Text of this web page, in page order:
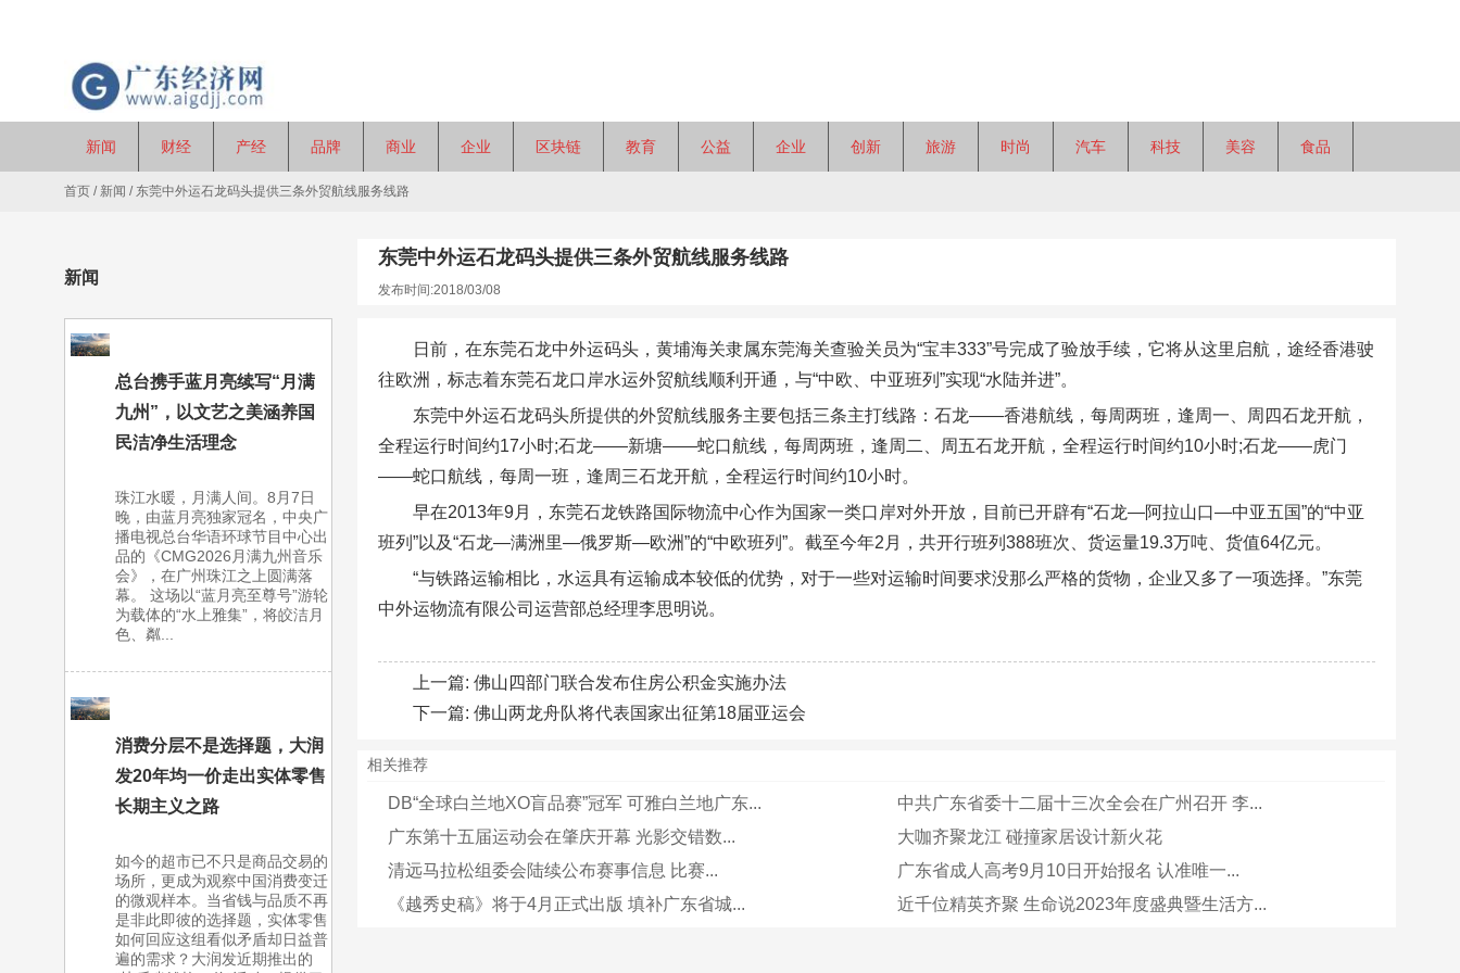
新闻 财经 产经 品牌 商业 企业 区块链 教育 公益 企业 创新 旅游 时尚 汽车 科技 美容 食品
首页 / 新闻 / 东莞中外运石龙码头提供三条外贸航线服务线路
新闻
总台携手蓝月亮续写“月满
九州”，以文艺之美涵养国
民洁净生活理念
珠江水暖，月满人间。8月7日
晚，由蓝月亮独家冠名，中央广
播电视总台华语环球节目中心出
品的《CMG2026月满九州音乐
会》，在广州珠江之上圆满落
幕。 这场以“蓝月亮至尊号”游轮
为载体的“水上雅集”，将皎洁月
色、粼...
消费分层不是选择题，大润
发20年均一价走出实体零售
长期主义之路
如今的超市已不只是商品交易的
场所，更成为观察中国消费变迁
的微观样本。当省钱与品质不再
是非此即彼的选择题，实体零售
如何回应这组看似矛盾却日益普
遍的需求？大润发近期推出的
东莞中外运石龙码头提供三条外贸航线服务线路
发布时间:2018/03/08
日前，在东莞石龙中外运码头，黄埔海关隶属东莞海关查验关员为“宝丰333”号完成了验放手续，它将从这里启航，途经香港驶
往欧洲，标志着东莞石龙口岸水运外贸航线顺利开通，与“中欧、中亚班列”实现“水陆并进”。
东莞中外运石龙码头所提供的外贸航线服务主要包括三条主打线路：石龙——香港航线，每周两班，逢周一、周四石龙开航，
全程运行时间约17小时;石龙——新塘——蛇口航线，每周两班，逢周二、周五石龙开航，全程运行时间约10小时;石龙——虎门
——蛇口航线，每周一班，逢周三石龙开航，全程运行时间约10小时。
早在2013年9月，东莞石龙铁路国际物流中心作为国家一类口岸对外开放，目前已开辟有“石龙—阿拉山口—中亚五国”的“中亚
班列”以及“石龙—满洲里—俄罗斯—欧洲”的“中欧班列”。截至今年2月，共开行班列388班次、货运量19.3万吨、货值64亿元。
“与铁路运输相比，水运具有运输成本较低的优势，对于一些对运输时间要求没那么严格的货物，企业又多了一项选择。”东莞
中外运物流有限公司运营部总经理李思明说。
上一篇: 佛山四部门联合发布住房公积金实施办法
下一篇: 佛山两龙舟队将代表国家出征第18届亚运会
相关推荐
DB“全球白兰地XO盲品赛”冠军 可雅白兰地广东...
中共广东省委十二届十三次全会在广州召开 李...
广东第十五届运动会在肇庆开幕 光影交错数...
大咖齐聚龙江 碰撞家居设计新火花
清远马拉松组委会陆续公布赛事信息 比赛...
广东省成人高考9月10日开始报名 认准唯一...
《越秀史稿》将于4月正式出版 填补广东省城...
近千位精英齐聚 生命说2023年度盛典暨生活方...